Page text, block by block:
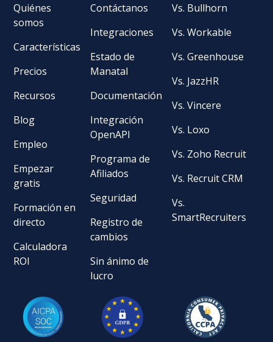
Quiénes
somos
Características
Precios
Recursos
Blog
Empleo
Empezar
gratis
Formación en
directo
Calculadora
ROI
Contáctanos
Integraciones
Estado de
Manatal
Documentación
Integración
OpenAPI
Programa de
Afiliados
Seguridad
Registro de
cambios
Sin ánimo de
lucro
Vs. Bullhorn
Vs. Workable
Vs. Greenhouse
Vs. JazzHR
Vs. Vincere
Vs. Loxo
Vs. Zoho Recruit
Vs. Recruit CRM
Vs.
SmartRecruiters